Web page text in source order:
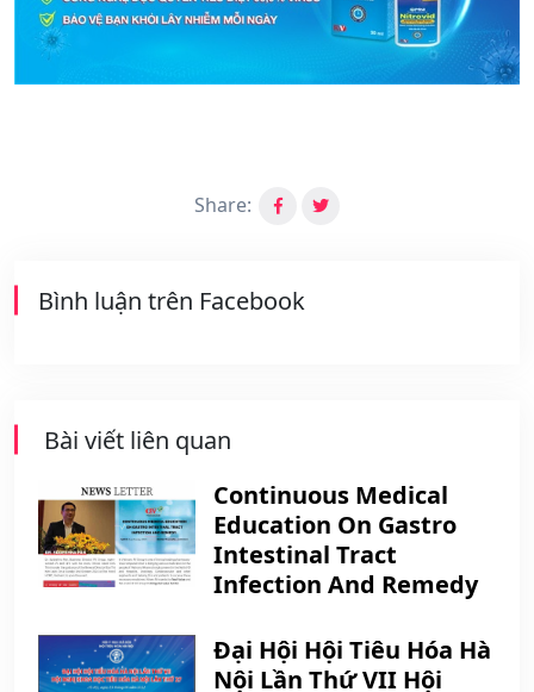
Share:
Bình luận trên Facebook
Bài viết liên quan
Continuous Medical
Education On Gastro
Intestinal Tract
Infection And Remedy
Đại Hội Hội Tiêu Hóa Hà
Nội Lần Thứ VII Hội